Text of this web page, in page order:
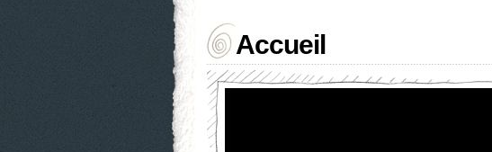
Accueil